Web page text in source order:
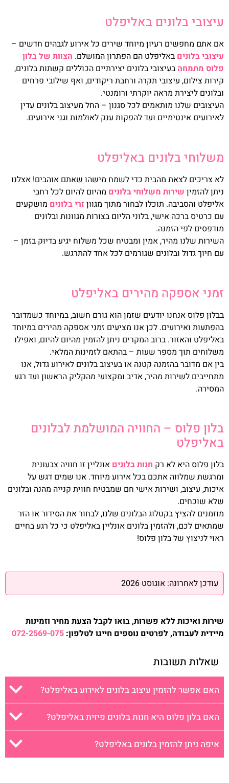
עיצובי בלונים באליפלט
אם אתם מחפשים רעיון מיוחד שירים כל אירוע לגבהים חדשים –
עיצובי בלונים באליפלט הם הפתרון המושלם. הצוות של בלון
פלוס מתמחה בעיצובי בלונים יצירתיים הכוללים קשתות בלונים,
קירות צילום, עיצובי תקרה ורחבת ריקודים, ואף שילובי פרחים
ובלונים ליצירת מראה יוקרתי ורומנטי.
העיצובים שלנו מותאמים לכל סגנון – החל מעיצוב בלונים עדין
לאירועים אינטימיים ועד להפקות ענק לאולמות וגני אירועים.
משלוחי בלונים באליפלט
לא צריכים לצאת מהבית כדי לשמח מישהו שאתם אוהבים! אצלנו
ניתן להזמין שירות משלוחי בלונים מהיום להיום לכל רחבי
אליפלט והסביבה. תוכלו לבחור מתוך מגווןזרי בלונים מושקעים
עם כרטיס ברכה אישי, בלוני הליום בצורות מגוונות ובלונים
מודפסים לפי הזמנה.
השירות שלנו מהיר, אמין ומבטיח שכל משלוח יגיע בדיוק בזמן –
עם חיוך גדול ובלונים שגורמים לכל אחד להתרגש.
זמני אספקה מהירים באליפלט
בבלון פלוס אנחנו יודעים שזמן הוא גורם חשוב, במיוחד כשמדובר
בהפתעות ואירועים. לכן אנו מציעים זמני אספקה מהירים במיוחד
באליפלט והאזור. ברוב המקרים ניתן להזמין מהיום להיום, ואפילו
משלוחים תוך מספר שעות – בהתאם לזמינות המלאי.
בין אם מדובר בהזמנה קטנה או בעיצוב בלונים לאירוע גדול, אנו
מתחייבים לשירות מהיר, אדיב ומקצועי מהקליק הראשון ועד רגע
המסירה.
בלון פלוס – החוויה המושלמת לבלונים
באליפלט
בלון פלוס היא לא רק חנות בלונים אונליין זו חוויה צבעונית
ומרגשת שמלווה אתכם בכל אירוע מיוחד. אנו שמים דגש על
איכות, עיצוב, ושירות אישי חם שמבטיח חווית קנייה מהנה ובלונים
שלא שוכחים.
מוזמנים להציץ בקטלוג הבלונים שלנו, לבחור את הסידור או הזר
שמתאים לכם, ולהזמין בלונים אונליין באליפלט כי כל רגע בחיים
ראוי לניצוץ של בלון פלוס!
עודכן לאחרונה: אוגוסט 2026
שירות ואיכות ללא פשרות, בואו לקבל הצעת מחיר וזמינות
מיידית לעבודה, לפרטים נוספים חייגו לטלפון: 072-2569-075
שאלות תשובות
האם אפשר להזמין עיצוב בלונים לאירוע באליפלט?
האם בלון פלוס היא חנות בלונים פיזית באליפלט?
איפה ניתן להזמין בלונים באליפלט?